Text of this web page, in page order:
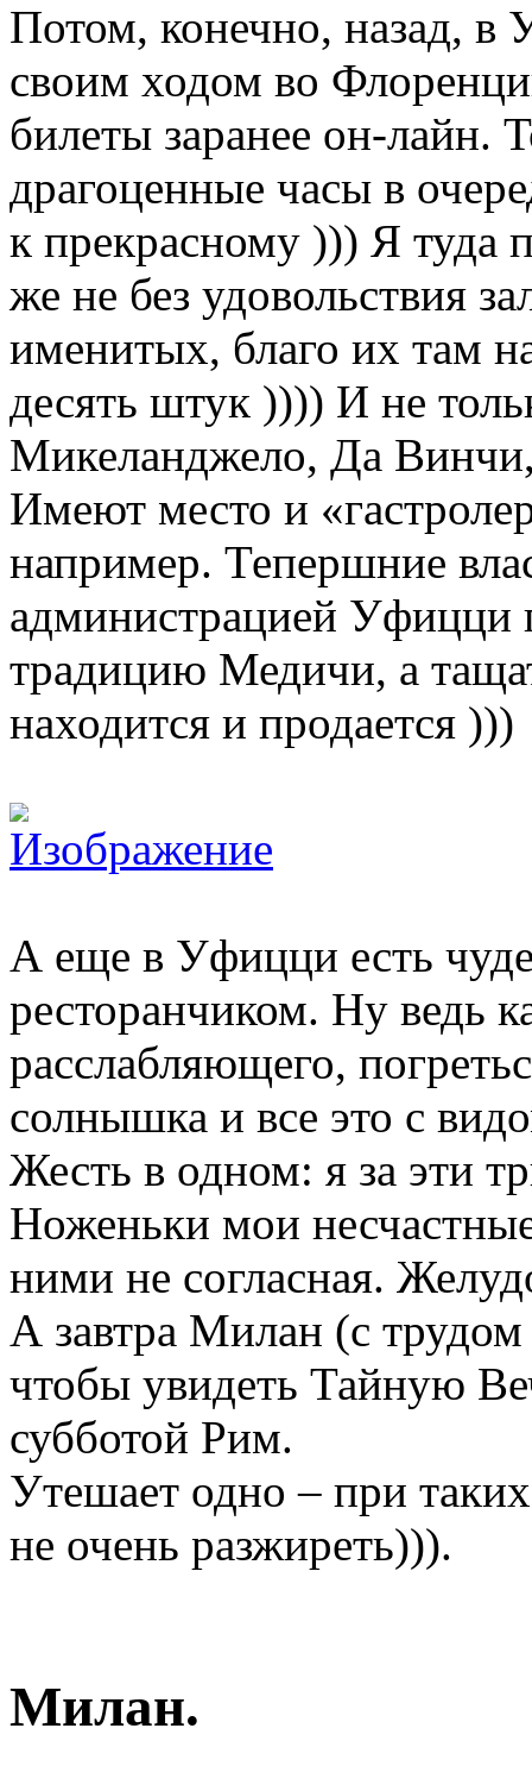
Потом, конечно, назад, в
своим ходом во
билеты заранее он-лайн.
драгоценные часы в
к прекрасному ))) Я туда
же не без удовольствия
именитых, благо их там
десять штук )))) И не
Микеланджело, Да
Имеют место и
например. Тепершние
администрацией Уфицци
традицию Медичи, а
находится и продается )))
А еще в Уфицци есть
ресторанчиком. Ну ведь
расслабляющего,
солнышка и все это с
Жесть в одном: я за эти
Ноженьки мои
ними не согласная.
А завтра Милан (с трудом
чтобы увидеть Тайную
субботой Рим.
Утешает одно – при
не очень разжиреть))).
Милан.